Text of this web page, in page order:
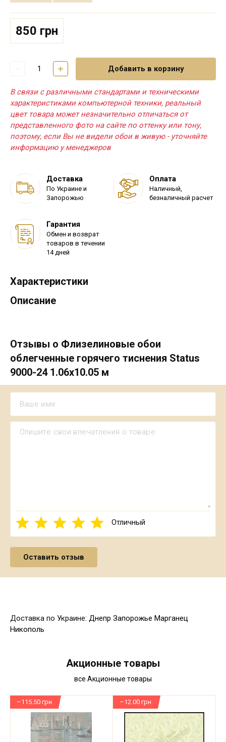
850 грн
Добавить в корзину
В связи с различными стандартами и техническими
характеристиками компьютерной техники, реальный
цвет товара может незначительно отличаться от
представленного фото на сайте по оттенку или тону,
поэтому, если Вы не видели обои в живую - уточняйте
информацию у менеджеров
Доставка
По Украине и
Запорожью
Оплата
Наличный,
безналичный расчет
Гарантия
Обмен и возврат
товаров в течении
14 дней
Характеристики
Описание
Отзывы о Флизелиновые обои
облегченные горячего тиснения Status
9000-24 1.06х10.05 м
Отличный
Доставка по Украине: Днепр Запорожье Марганец
Никополь
Акционные товары
все Акционные товары
–115.50 грн –12.00 грн